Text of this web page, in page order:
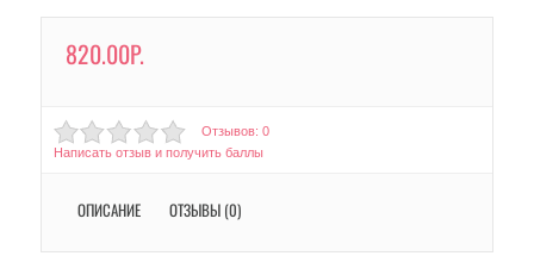
820.00Р.
Отзывов: 0
Написать отзыв и получить баллы
ОПИСАНИЕ ОТЗЫВЫ (0)